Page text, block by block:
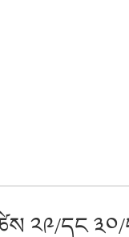
༢༩/དང ༣༠/